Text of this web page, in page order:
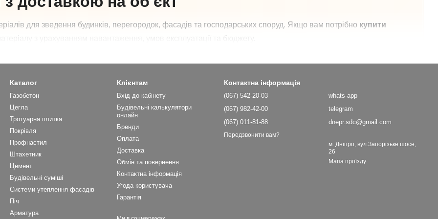
для зведення будинків, перегородок, фасадів та господарських споруд. Якщо вам потрібно купити
цегла
для фасадів та
оздоблення,
естетичний вигляд
Вогнетривка (шамотна)
Застосовується для печей,
камінів і зон з високими
температурами.
Клінкерна цегла
Відрізняється високою міцністю,
довговічністю та стійкістю до
у Дніпрі?
Каталог
Газобетон
Цегла
Тротуарна плитка
Покрівля
Профнастил
Штахетник
Цемент
Будівельні суміші
Системи утеплення фасадів
Піч
Арматура
Клієнтам
Вхід до кабінету
Будівельні калькулятори
онлайн
Бренди
Оплата
Доставка
Обмін та повернення
Контактна інформація
Угода користувача
Гарантія
Контактна інформація
(067) 542-20-03
(067) 982-42-00
(067) 011-81-88
Передзвонити вам?
whats-app
telegram
dnepr.sdc@gmail.com
м. Дніпро, вул.Запорізьке шосе,
26
Мапа проїзду